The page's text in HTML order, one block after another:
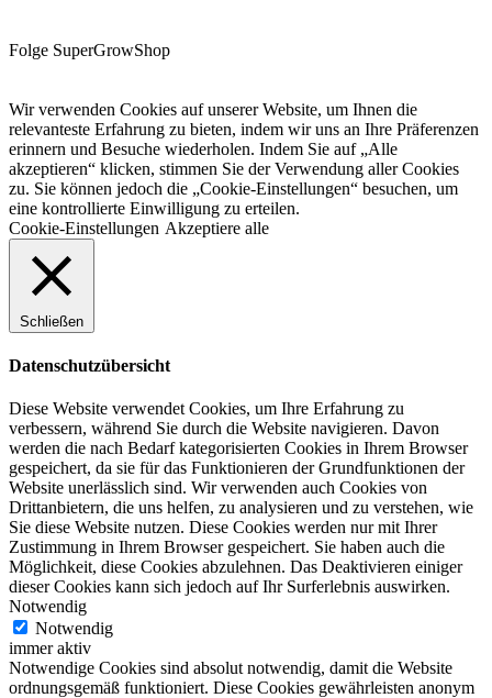
Folge SuperGrowShop
Wir verwenden Cookies auf unserer Website, um Ihnen die
relevanteste Erfahrung zu bieten, indem wir uns an Ihre Präferenzen
erinnern und Besuche wiederholen. Indem Sie auf „Alle
akzeptieren“ klicken, stimmen Sie der Verwendung aller Cookies
zu. Sie können jedoch die „Cookie-Einstellungen“ besuchen, um
eine kontrollierte Einwilligung zu erteilen.
Cookie-Einstellungen Akzeptiere alle
Schließen
Datenschutzübersicht
Diese Website verwendet Cookies, um Ihre Erfahrung zu
verbessern, während Sie durch die Website navigieren. Davon
werden die nach Bedarf kategorisierten Cookies in Ihrem Browser
gespeichert, da sie für das Funktionieren der Grundfunktionen der
Website unerlässlich sind. Wir verwenden auch Cookies von
Drittanbietern, die uns helfen, zu analysieren und zu verstehen, wie
Sie diese Website nutzen. Diese Cookies werden nur mit Ihrer
Zustimmung in Ihrem Browser gespeichert. Sie haben auch die
Möglichkeit, diese Cookies abzulehnen. Das Deaktivieren einiger
dieser Cookies kann sich jedoch auf Ihr Surferlebnis auswirken.
Notwendig
Notwendig
immer aktiv
Notwendige Cookies sind absolut notwendig, damit die Website
ordnungsgemäß funktioniert. Diese Cookies gewährleisten anonym